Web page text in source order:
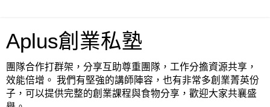
Aplus創業私塾
團隊合作打群架，分享互助尊重團隊，工作分擔資源共享，
效能倍增。 我們有堅強的講師陣容，也有非常多創業菁英份
子，可以提供完整的創業課程與食物分享，歡迎大家共襄盛